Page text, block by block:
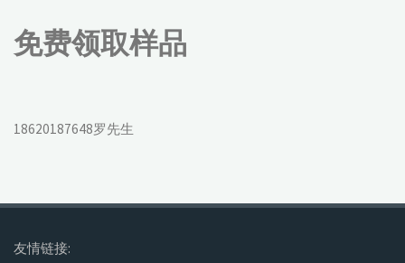
免费领取样品
18620187648罗先生
友情链接: